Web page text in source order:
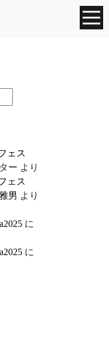
ェス
ー より
ェス
男 より
に
に